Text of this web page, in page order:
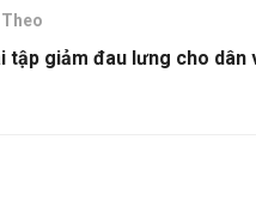
tập giảm đau lưng cho dân